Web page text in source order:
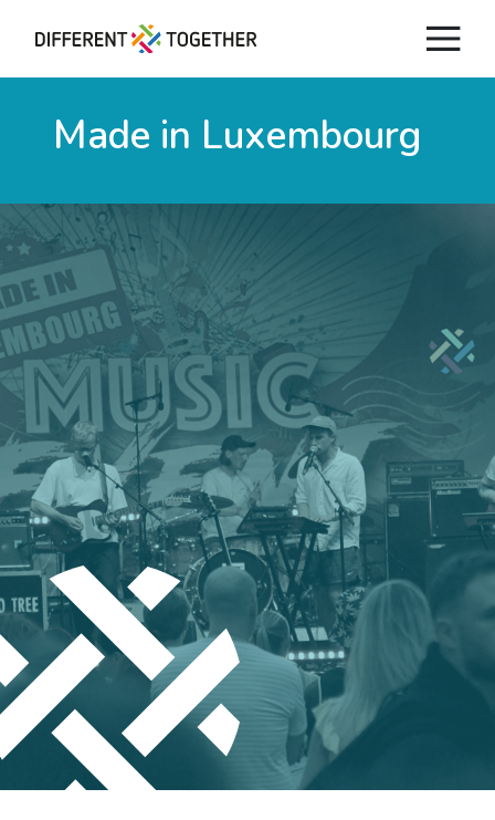
Vidéos
#differenttogether
Ville de Differdange
Contact
Made in Luxembourg